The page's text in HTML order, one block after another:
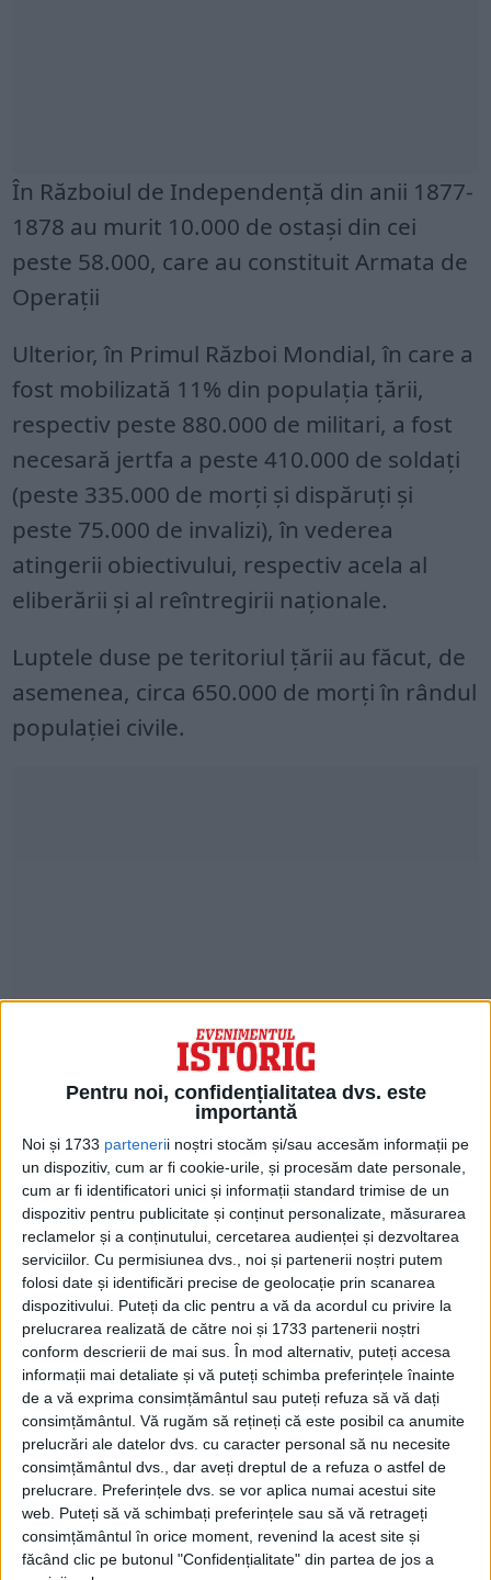
Pentru noi, confidențialitatea dvs. este
importantă
Noi și 1733 partenerii noștri stocăm și/sau accesăm informații pe
un dispozitiv, cum ar fi cookie-urile, și procesăm date personale,
cum ar fi identificatori unici și informații standard trimise de un
dispozitiv pentru publicitate și conținut personalizate, măsurarea
reclamelor și a conținutului, cercetarea audienței și dezvoltarea
serviciilor. Cu permisiunea dvs., noi și partenerii noștri putem
folosi date și identificări precise de geolocație prin scanarea
dispozitivului. Puteți da clic pentru a vă da acordul cu privire la
prelucrarea realizată de către noi și 1733 partenerii noștri
conform descrierii de mai sus. În mod alternativ, puteți accesa
informații mai detaliate și vă puteți schimba preferințele înainte
de a vă exprima consimțământul sau puteți refuza să vă dați
consimțământul. Vă rugăm să rețineți că este posibil ca anumite
prelucrări ale datelor dvs. cu caracter personal să nu necesite
consimțământul dvs., dar aveți dreptul de a refuza o astfel de
prelucrare. Preferințele dvs. se vor aplica numai acestui site
web. Puteți să vă schimbați preferințele sau să vă retrageți
consimțământul în orice moment, revenind la acest site și
făcând clic pe butonul "Confidențialitate" din partea de jos a
În Războiul de Independenţă din anii 1877-
1878 au murit 10.000 de ostaşi din cei
peste 58.000, care au constituit Armata de
Operaţii
Ulterior, în Primul Război Mondial, în care a
fost mobilizată 11% din populaţia ţării,
respectiv peste 880.000 de militari, a fost
necesară jertfa a peste 410.000 de soldaţi
(peste 335.000 de morţi şi dispăruţi şi
peste 75.000 de invalizi), în vederea
atingerii obiectivului, respectiv acela al
eliberării şi al reîntregirii naţionale.
Luptele duse pe teritoriul ţării au făcut, de
asemenea, circa 650.000 de morţi în rândul
populaţiei civile.
În cel de-al Doilea Război Mondial,
România a înregistrat peste 900.000 de
morţi, răniţi, dispăruţi, prizonieri, răniţi şi
invalizi, din care circa 92.000 de militari
decedaţi.
După Primul Război Mondial, încheiat în
anul 1918, au fost adoptate diferite legi,
prin care participanţii la campanii şi urmaşii
lor au primit diferite drepturi şi avantaje
reparatorii.
Astfel, prin Legea din 13 ianuarie 1918,
participanţii la Primul Război Mondial care
au fost decoraţi cu Medalia Virtutea
Militară de război clasa I, au primit o